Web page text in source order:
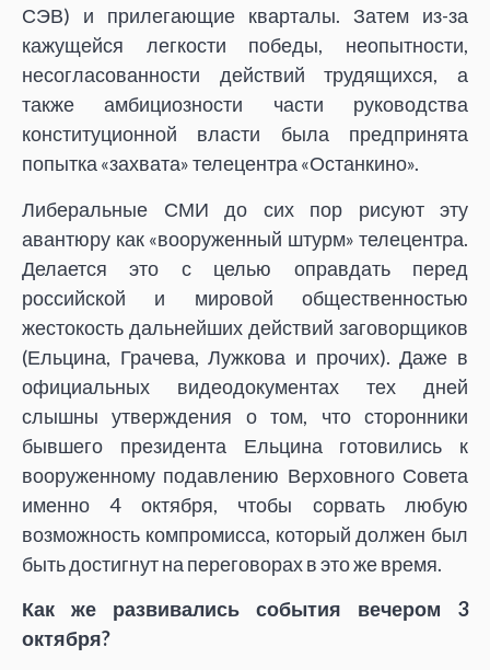
СЭВ) и прилегающие кварталы. Затем из-за
кажущейся легкости победы, неопытности,
несогласованности действий трудящихся, а
также амбициозности части руководства
конституционной власти была предпринята
попытка «захвата» телецентра «Останкино».
Либеральные СМИ до сих пор рисуют эту
авантюру как «вооруженный штурм» телецентра.
Делается это с целью оправдать перед
российской и мировой общественностью
жестокость дальнейших действий заговорщиков
(Ельцина, Грачева, Лужкова и прочих). Даже в
официальных видеодокументах тех дней
слышны утверждения о том, что сторонники
бывшего президента Ельцина готовились к
вооруженному подавлению Верховного Совета
именно 4 октября, чтобы сорвать любую
возможность компромисса, который должен был
быть достигнут на переговорах в это же время.
Как же развивались события вечером 3
октября?